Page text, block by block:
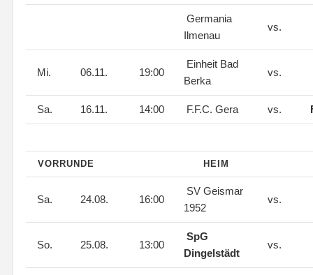
Germania
Ilmenau
vs.
Mi. 06.11. 19:00
Einheit Bad
Berka
vs.
Sa. 16.11. 14:00 F.F.C. Gera vs.
VORRUNDE HEIM
Sa. 24.08. 16:00
SV Geismar
1952
vs.
So. 25.08. 13:00
SpG
Dingelstädt
vs.